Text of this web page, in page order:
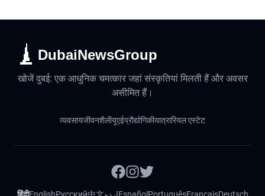
DubaiNewsGroup
खोजें दुबई: एक आधुनिक चमत्कार जहां संस्कृतियां मिलती हैं और अवसर
असीमित हैं।
व्यवसायजीवनशैलीयूएईप्रौद्योगिकीयात्रारियल एस्टेट